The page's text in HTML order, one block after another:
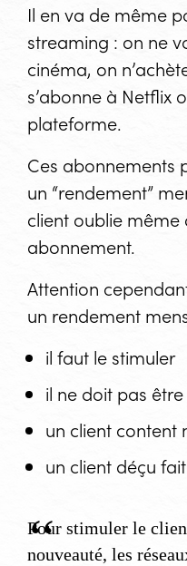
Il en va de même
streaming : on ne
cinéma, on
s’abonne à Netflix
plateforme.
Ces abonnements
un “rendement”
client oublie même
abonnement.
Attention
un rendement
il faut le stimuler
il ne doit pas
un client content
un client déçu
Pour stimuler le
nouveauté, les